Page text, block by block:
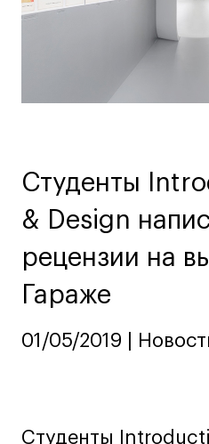
Дополнительное
Сценография
Фотография и видео
Дизайн и декорирование
Бизнес и маркетинг
развитие
Ландшафтный дизайн
Студенты
& Design
рецензии на
Гараже
01/05/2019 |
Студенты